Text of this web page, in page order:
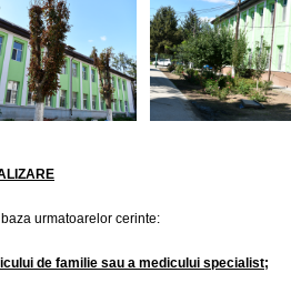
urmatoarelor cerinte:
de familie sau a medicului specialist;